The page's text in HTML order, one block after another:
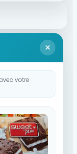
votre